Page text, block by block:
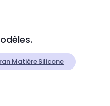
Matière Silicone